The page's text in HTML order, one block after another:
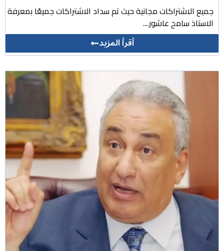
جميع الاشتراكات مجانية حيث تم سداد الاشتراكات جميعًا بمعرفة
الاستاذ سامح عاشور....
أقرأ المزيد